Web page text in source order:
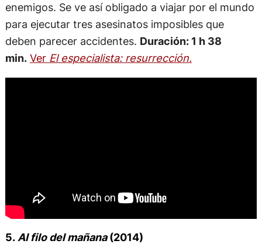
enemigos. Se ve así obligado a viajar por el mundo
para ejecutar tres asesinatos imposibles que
deben parecer accidentes. Duración: 1 h 38
min. VerEl especialista: resurrección.
5. Al filo del mañana(2014)